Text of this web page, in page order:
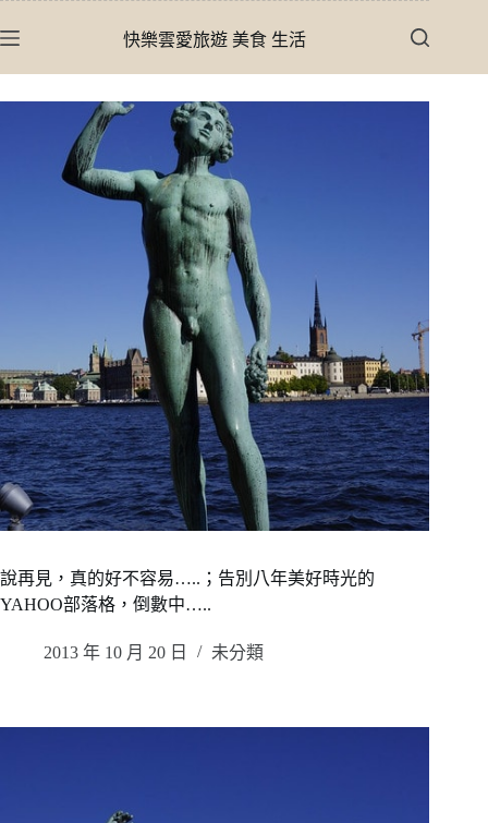
至
快樂雲愛旅遊 美食 生活
說再見，真的好不容易…..；告別八年美好時光的
YAHOO部落格，倒數中…..
2013 年 10 月 20 日 未分類